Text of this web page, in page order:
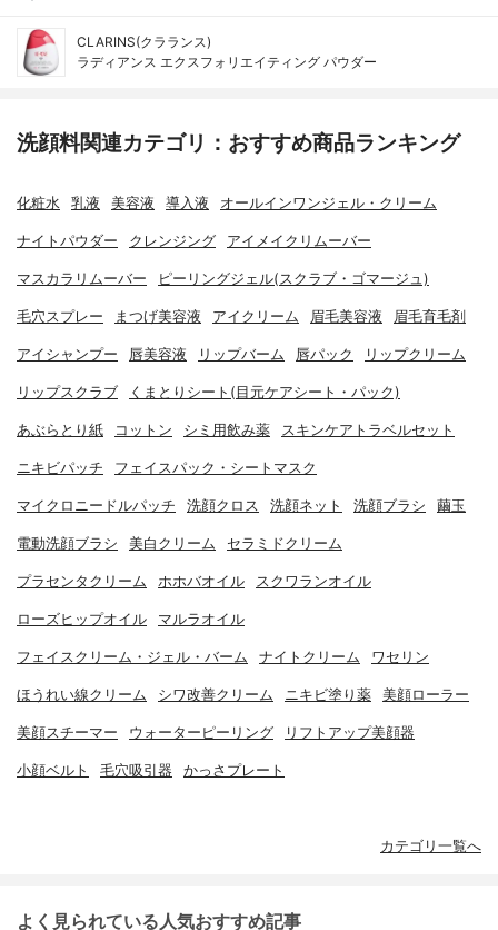
CLARINS(クラランス)
ラディアンス エクスフォリエイティング パウダー
洗顔料関連カテゴリ：おすすめ商品ランキング
化粧水 乳液 美容液 導入液 オールインワンジェル・クリーム
ナイトパウダー クレンジング アイメイクリムーバー
マスカラリムーバー ピーリングジェル(スクラブ・ゴマージュ)
毛穴スプレー まつげ美容液 アイクリーム 眉毛美容液 眉毛育毛剤
アイシャンプー 唇美容液 リップバーム 唇パック リップクリーム
リップスクラブ くまとりシート(目元ケアシート・パック)
あぶらとり紙 コットン シミ用飲み薬 スキンケアトラベルセット
ニキビパッチ フェイスパック・シートマスク
マイクロニードルパッチ 洗顔クロス 洗顔ネット 洗顔ブラシ 繭玉
電動洗顔ブラシ 美白クリーム セラミドクリーム
プラセンタクリーム ホホバオイル スクワランオイル
ローズヒップオイル マルラオイル
フェイスクリーム・ジェル・バーム ナイトクリーム ワセリン
ほうれい線クリーム シワ改善クリーム ニキビ塗り薬 美顔ローラー
美顔スチーマー ウォーターピーリング リフトアップ美顔器
小顔ベルト 毛穴吸引器 かっさプレート
カテゴリ一覧へ
よく見られている人気おすすめ記事